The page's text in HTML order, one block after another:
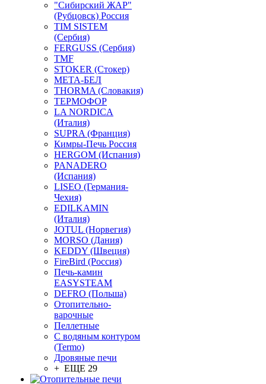
"Сибирский ЖАР"
(Рубцовск) Россия
TIM SISTEM
(Сербия)
FERGUSS (Сербия)
TMF
STOKER (Стокер)
МЕТА-БЕЛ
THORMA (Словакия)
ТЕРМОФОР
LA NORDICA
(Италия)
SUPRA (Франция)
Кимры-Печь Россия
HERGOM (Испания)
PANADERO
(Испания)
LISEO (Германия-
Чехия)
EDILKAMIN
(Италия)
JOTUL (Норвегия)
MORSO (Дания)
KEDDY (Швеция)
FireBird (Россия)
Печь-камин
EASYSTEAM
DEFRO (Польша)
Отопительно-
варочные
Пеллетные
С водяным контуром
(Termo)
Дровяные печи
+ ЕЩЕ 29